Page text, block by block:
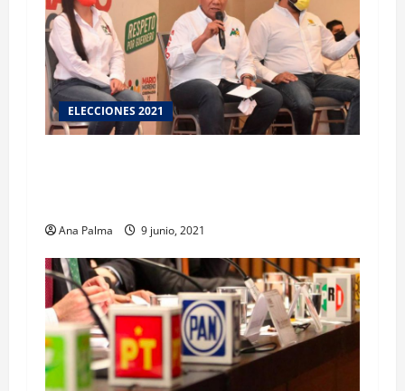
ELECCIONES 2021
Ana Palma 9 junio, 2021